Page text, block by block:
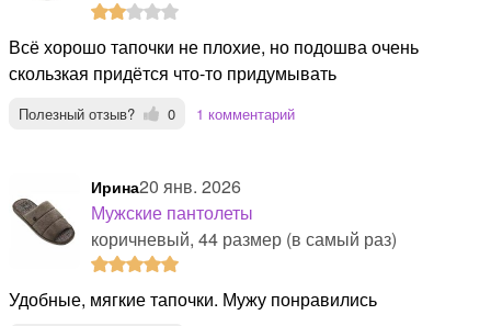
Всё хорошо тапочки не плохие, но подошва очень
скользкая придётся что-то придумывать
Полезный отзыв? 0 1 комментарий
Ирина20 янв. 2026
Мужские пантолеты
коричневый, 44 размер (в самый раз)
Удобные, мягкие тапочки. Мужу понравились